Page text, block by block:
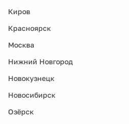
Киров
Красноярск
Москва
Нижний Новгород
Новокузнецк
Новосибирск
Озёрск